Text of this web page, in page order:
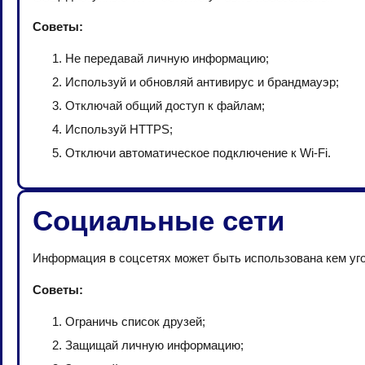
Советы:
Не передавай личную информацию;
Используй и обновляй антивирус и брандмауэр;
Отключай общий доступ к файлам;
Используй HTTPS;
Отключи автоматическое подключение к Wi-Fi.
Социальные сети
Информация в соцсетях может быть использована кем
Советы:
Ограничь список друзей;
Защищай личную информацию;